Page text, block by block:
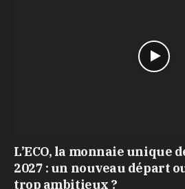
L’ECO, la monnaie unique
2027 : un nouveau départ
trop ambitieux ?